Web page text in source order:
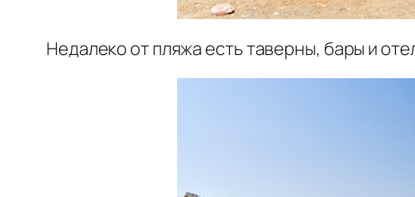
Недалеко от пляжа есть таверны, бары и